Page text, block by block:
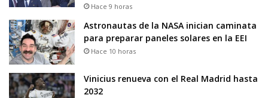
Hace 9 horas
Astronautas de la NASA inician caminata
para preparar paneles solares en la EEI
Hace 10 horas
Vinicius renueva con el Real Madrid hasta
2032